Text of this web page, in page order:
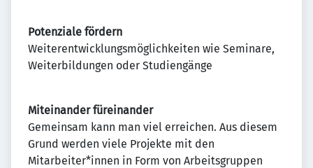
Potenziale fördern
Weiterentwicklungsmöglichkeiten wie Seminare,
Weiterbildungen oder Studiengänge
Miteinander füreinander
Gemeinsam kann man viel erreichen. Aus diesem
Grund werden viele Projekte mit den
Mitarbeiter*innen in Form von Arbeitsgruppen